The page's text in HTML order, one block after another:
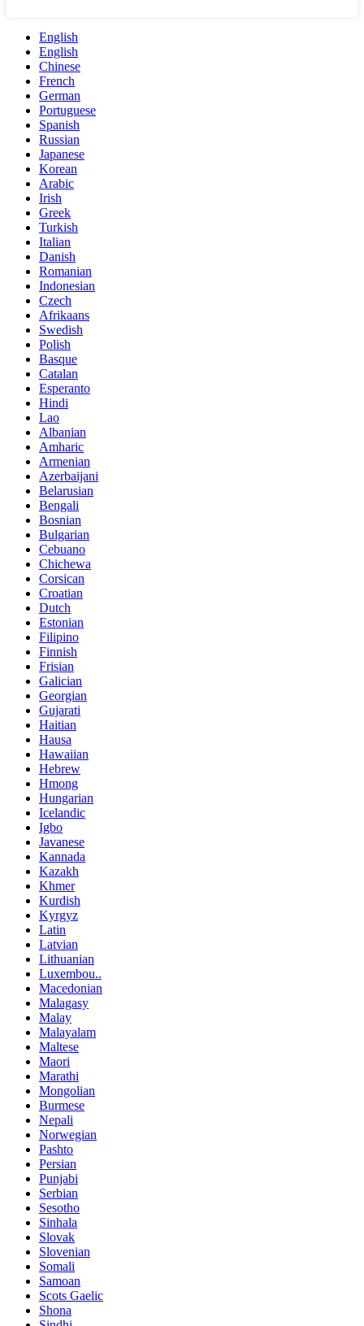
English
English
Chinese
French
German
Portuguese
Spanish
Russian
Japanese
Korean
Arabic
Irish
Greek
Turkish
Italian
Danish
Romanian
Indonesian
Czech
Afrikaans
Swedish
Polish
Basque
Catalan
Esperanto
Hindi
Lao
Albanian
Amharic
Armenian
Azerbaijani
Belarusian
Bengali
Bosnian
Bulgarian
Cebuano
Chichewa
Corsican
Croatian
Dutch
Estonian
Filipino
Finnish
Frisian
Galician
Georgian
Gujarati
Haitian
Hausa
Hawaiian
Hebrew
Hmong
Hungarian
Icelandic
Igbo
Javanese
Kannada
Kazakh
Khmer
Kurdish
Kyrgyz
Latin
Latvian
Lithuanian
Luxembou..
Macedonian
Malagasy
Malay
Malayalam
Maltese
Maori
Marathi
Mongolian
Burmese
Nepali
Norwegian
Pashto
Persian
Punjabi
Serbian
Sesotho
Sinhala
Slovak
Slovenian
Somali
Samoan
Scots Gaelic
Shona